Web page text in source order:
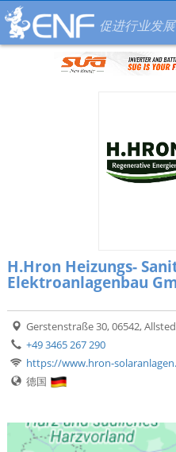
促进行业发展
H.Hron Heizungs-
Elektroanlagenbau
Gerstenstraße 30, 06542,
+49 3465 267 290
https://www.hron-
德国